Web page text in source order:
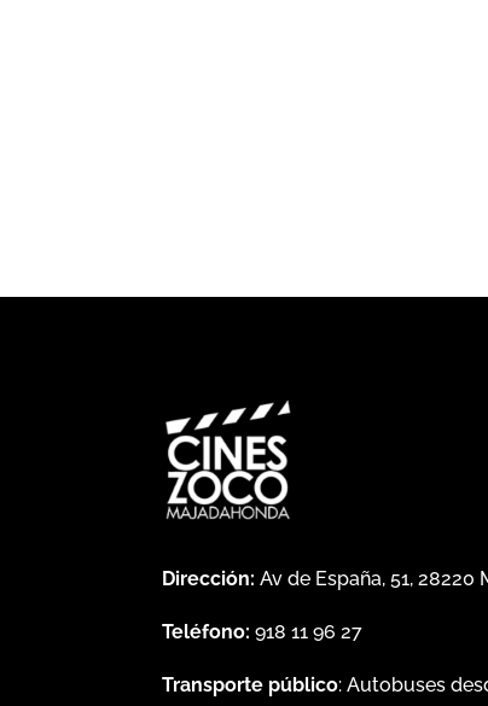
Dirección: Av de España, 51,
Teléfono: 918 11 96 27
Transporte público: Autobuses